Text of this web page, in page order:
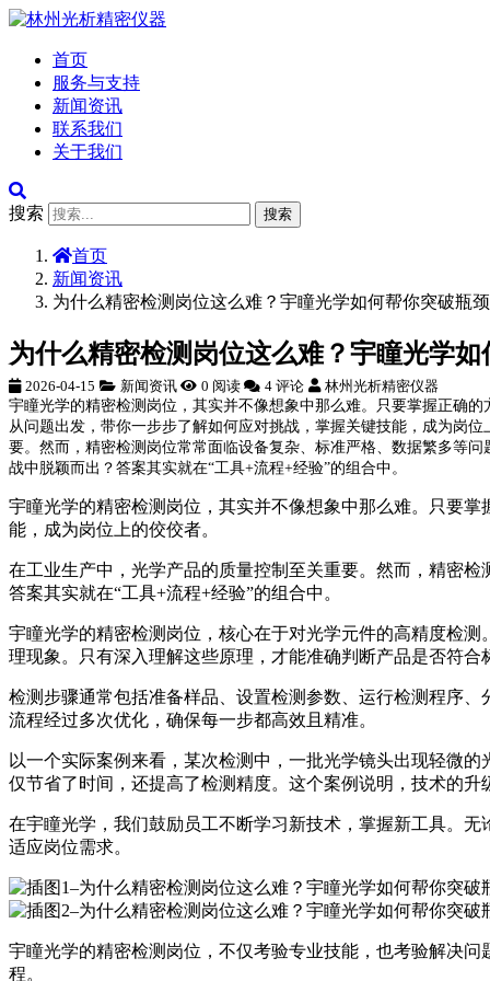
首页
服务与支持
新闻资讯
联系我们
关于我们
搜索 搜索
首页
新闻资讯
为什么精密检测岗位这么难？宇瞳光学如何帮你突破瓶
为什么精密检测岗位这么难？宇瞳光学
2026-04-15 新闻资讯 0 阅读 4 评论 林州光析精密仪器
宇瞳光学的精密检测岗位，其实并不像想象中那么难。只要掌握正确
从问题出发，带你一步步了解如何应对挑战，掌握关键技能，成为岗
要。然而，精密检测岗位常常面临设备复杂、标准严格、数据繁多等
战中脱颖而出？答案其实就在“工具+流程+经验”的组合中。
宇瞳光学的精密检测岗位，其实并不像想象中那么难。只要
能，成为岗位上的佼佼者。
在工业生产中，光学产品的质量控制至关重要。然而，精密
答案其实就在“工具+流程+经验”的组合中。
宇瞳光学的精密检测岗位，核心在于对光学元件的高精度检
理现象。只有深入理解这些原理，才能准确判断产品是否符合
检测步骤通常包括准备样品、设置检测参数、运行检测程序
流程经过多次优化，确保每一步都高效且精准。
以一个实际案例来看，某次检测中，一批光学镜头出现轻微
仅节省了时间，还提高了检测精度。这个案例说明，技术的升
在宇瞳光学，我们鼓励员工不断学习新技术，掌握新工具。
适应岗位需求。
宇瞳光学的精密检测岗位，不仅考验专业技能，也考验解决
程。